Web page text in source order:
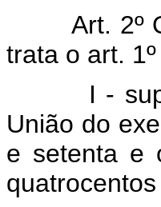
Art. 2º Os
trata o art.
I -
União do
e setenta e